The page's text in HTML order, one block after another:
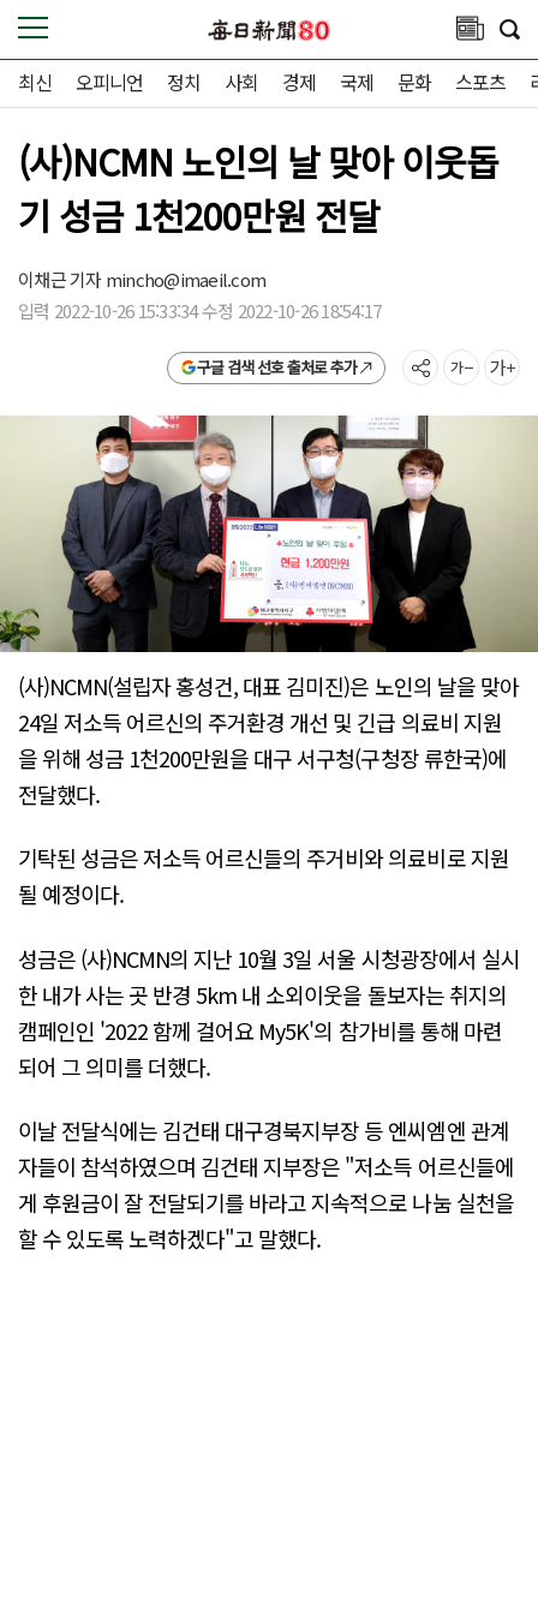
최신 오피니언 정치 사회 경제 국제 문화 스포츠
(사)NCMN 노인의 날 맞아 이웃돕
기 성금 1천200만원 전달
이채근 기자mincho@imaeil.com
입력 2022-10-26 15:33:34 수정 2022-10-26 18:54:17
구글 검색 선호 출처로 추가
(사)NCMN(설립자 홍성건, 대표 김미진)은 노인의 날을 맞아
24일 저소득 어르신의 주거환경 개선 및 긴급 의료비 지원
을 위해 성금 1천200만원을 대구 서구청(구청장 류한국)에
전달했다.
기탁된 성금은 저소득 어르신들의 주거비와 의료비로 지원
될 예정이다.
성금은 (사)NCMN의 지난 10월 3일 서울 시청광장에서 실시
한 내가 사는 곳 반경 5km 내 소외이웃을 돌보자는 취지의
캠페인인 '2022 함께 걸어요 My5K'의 참가비를 통해 마련
되어 그 의미를 더했다.
이날 전달식에는 김건태 대구경북지부장 등 엔씨엠엔 관계
자들이 참석하였으며 김건태 지부장은 "저소득 어르신들에
게 후원금이 잘 전달되기를 바라고 지속적으로 나눔 실천을
할 수 있도록 노력하겠다"고 말했다.